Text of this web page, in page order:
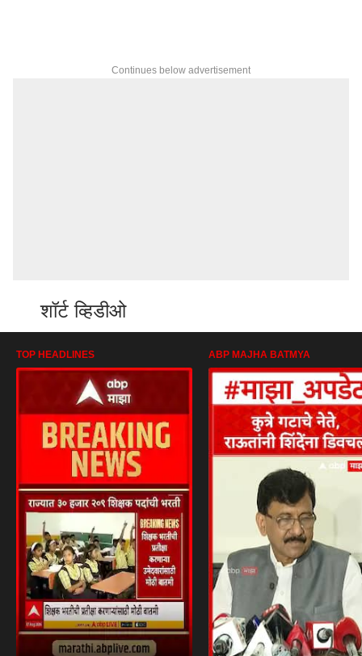
Continues below advertisement
शॉर्ट व्हिडीओ
TOP HEADLINES ABP MAJHA BATMYA